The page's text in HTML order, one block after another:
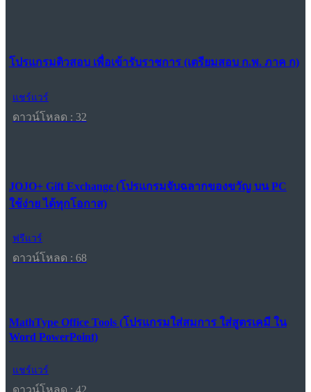
โปรแกรมติวสอบ เพื่อเข้ารับราชการ (เตรียมสอบ ก.พ. ภาค ก)
แชร์แวร์
ดาวน์โหลด : 32
JOJO+ Gift Exchange (โปรแกรมจับฉลากของขวัญ บน PC
ใช้ง่าย ได้ทุกโอกาส)
ฟรีแวร์
ดาวน์โหลด : 68
MathType Office Tools (โปรแกรมใส่สมการ ใส่สูตรเคมี ใน
Word PowerPoint)
แชร์แวร์
ดาวน์โหลด : 42